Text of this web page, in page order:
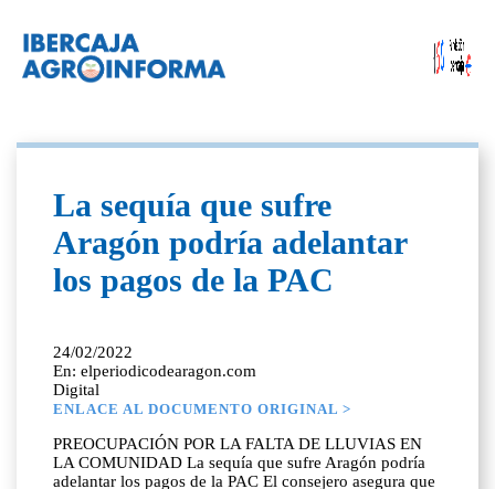
La sequía que sufre
Aragón podría adelantar
los pagos de la PAC
24/02/2022
En: elperiodicodearagon.com
Digital
ENLACE AL DOCUMENTO ORIGINAL >
PREOCUPACIÓN POR LA FALTA DE LLUVIAS EN
LA COMUNIDAD La sequía que sufre Aragón podría
adelantar los pagos de la PAC El consejero asegura que